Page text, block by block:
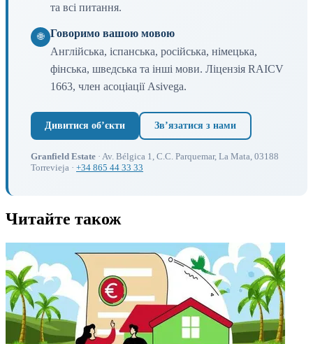
та всі питання.
🌐
Говоримо вашою мовою
Англійська, іспанська, російська, німецька,
фінська, шведська та інші мови. Ліцензія RAICV
1663, член асоціації Asivega.
Дивитися обʼєкти Звʼязатися з нами
Granfield Estate · Av. Bélgica 1, C.C. Parquemar, La Mata, 03188
Torrevieja · +34 865 44 33 33
Читайте також